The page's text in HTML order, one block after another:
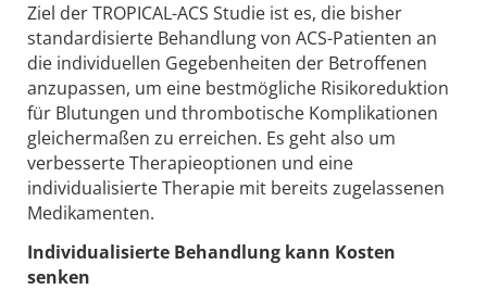
Ziel der TROPICAL-ACS Studie ist es, die bisher
standardisierte Behandlung von ACS-Patienten an
die individuellen Gegebenheiten der Betroffenen
anzupassen, um eine bestmögliche Risikoreduktion
für Blutungen und thrombotische Komplikationen
gleichermaßen zu erreichen. Es geht also um
verbesserte Therapieoptionen und eine
individualisierte Therapie mit bereits zugelassenen
Medikamenten.
Individualisierte Behandlung kann Kosten
senken